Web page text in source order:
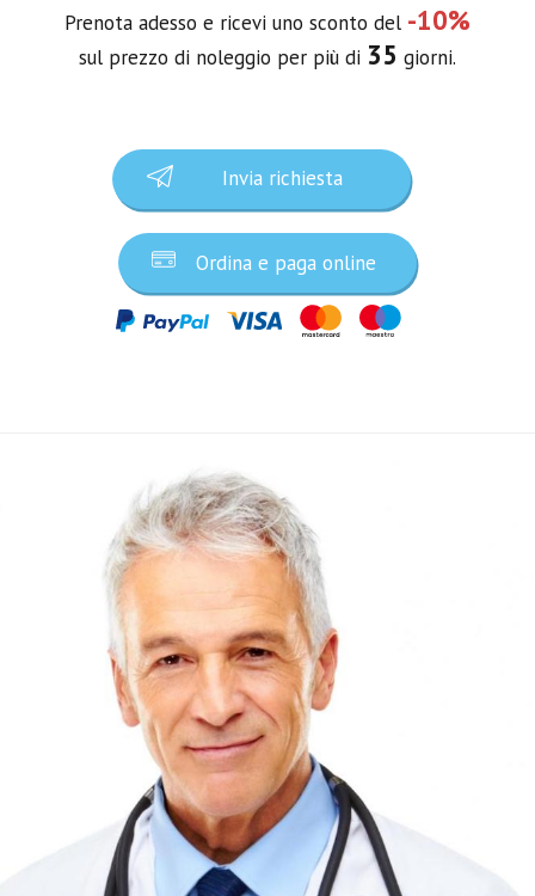
Prenota adesso e ricevi uno sconto del -10%
sul prezzo di noleggio per più di 35 giorni.
Invia richiesta
Ordina e paga online